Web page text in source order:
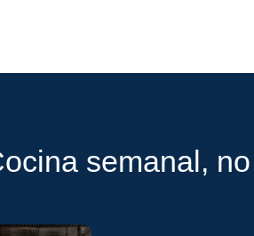
semanal,